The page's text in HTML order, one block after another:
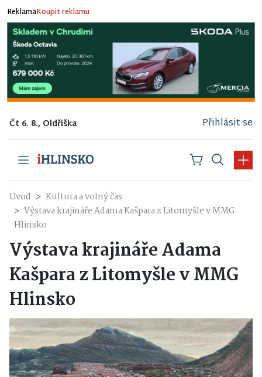
ReklamaKoupit reklamu
Čt 6. 8., Oldřiška Přihlásit se
Úvod
Kultura a volný čas
Výstava krajináře Adama Kašpara z Litomyšle v MMG
Hlinsko
Výstava krajináře Adama
Kašpara z Litomyšle v MMG
Hlinsko